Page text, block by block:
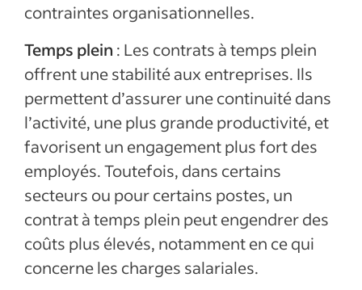
contraintes organisationnelles.
Temps plein : Les contrats à temps plein
offrent une stabilité aux entreprises. Ils
permettent d’assurer une continuité dans
l’activité, une plus grande productivité, et
favorisent un engagement plus fort des
employés. Toutefois, dans certains
secteurs ou pour certains postes, un
contrat à temps plein peut engendrer des
coûts plus élevés, notamment en ce qui
concerne les charges salariales.